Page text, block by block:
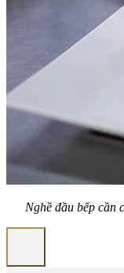
Nghề đầu bếp cần